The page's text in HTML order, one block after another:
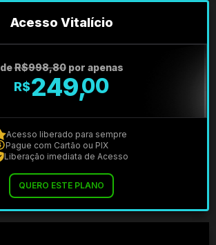
Acesso Vitalício
deR$998,80por apenas
R$249,00
Acesso liberado para sempre
Pague com Cartão ou PIX
Liberação imediata de Acesso
QUERO ESTE PLANO